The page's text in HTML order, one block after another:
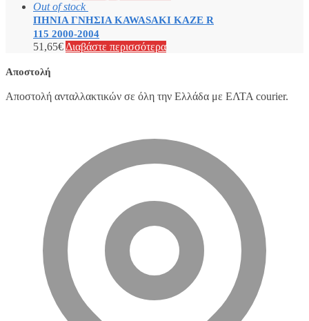
Out of stock
ΠΗΝΙΑ ΓΝΗΣΙΑ KAWASAKI KAZE R
115 2000-2004
51,65€ Διαβάστε περισσότερα
Αποστολή
Αποστολή ανταλλακτικών σε όλη την Ελλάδα με ΕΛΤΑ courier.